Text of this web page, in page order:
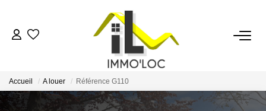
ACCUEIL
LOUER
Accueil A louer Référence G110